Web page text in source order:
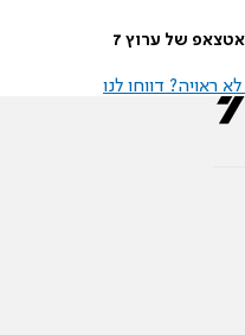
של ערוץ 7
ראויה? דווחו לנו